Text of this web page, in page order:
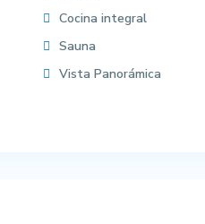
Cocina integral
Sauna
Vista Panorámica